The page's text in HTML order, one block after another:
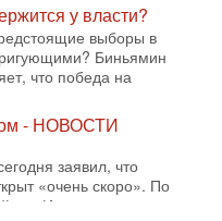
у власти?
выборы в
Биньямин
что победа на
- НОВОСТИ
заявил, что
«очень скоро». По
Иран ждет